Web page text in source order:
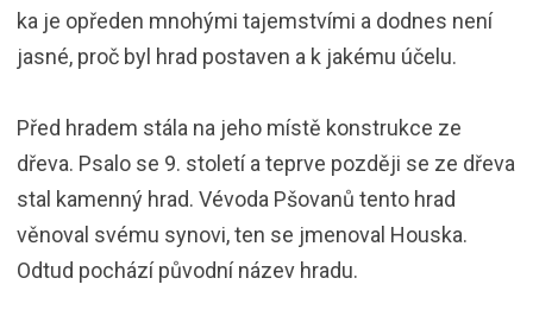
ka je opředen mnohými tajemstvími a dodnes není
jasné, proč byl hrad postaven a k jakému účelu.
Před hradem stála na jeho místě konstrukce ze
dřeva. Psalo se 9. století a teprve později se ze dřeva
stal kamenný hrad. Vévoda Pšovanů tento hrad
věnoval svému synovi, ten se jmenoval Houska.
Odtud pochází původní název hradu.